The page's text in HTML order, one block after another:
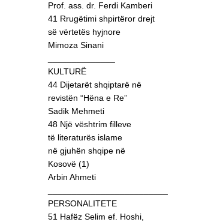
Prof. ass. dr. Ferdi Kamberi
41 Rrugëtimi shpirtëror drejt
së vërtetës hyjnore
Mimoza Sinani
KULTURË
44 Dijetarët shqiptarë në
revistën “Hëna e Re”
Sadik Mehmeti
48 Një vështrim filleve
të literaturës islame
në gjuhën shqipe në
Kosovë (1)
Arbin Ahmeti
PERSONALITETE
51 Hafëz Selim ef. Hoshi,